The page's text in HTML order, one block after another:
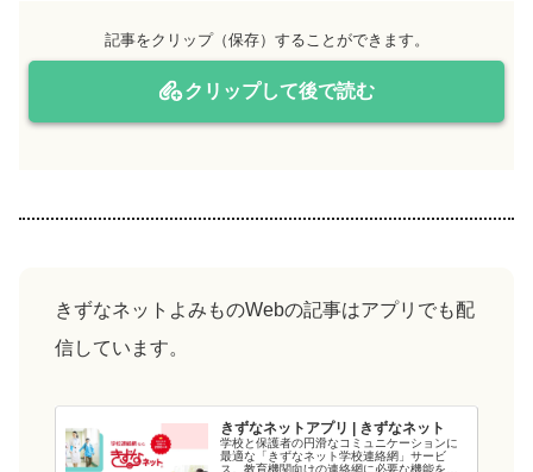
記事をクリップ（保存）することができます。
クリップして後で読む
きずなネットよみものWebの記事はアプリでも配
信しています。
きずなネットアプリ | きずなネット
学校と保護者の円滑なコミュニケーションに
最適な「きずなネット学校連絡網」サービ
ス。教育機関向けの連絡網に必要な機能を備